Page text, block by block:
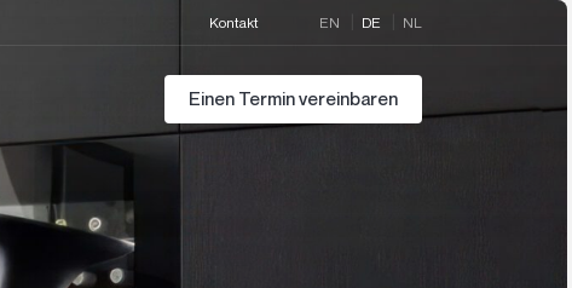
Kontakt EN DE NL
Einen Termin vereinbaren